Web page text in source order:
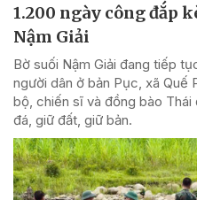
1.200 ngày công đắp
Nậm Giải
Bờ suối Nậm Giải đang tiếp
người dân ở bản Pục, xã Quế
bộ, chiến sĩ và đồng bào
đá, giữ đất, giữ bản.